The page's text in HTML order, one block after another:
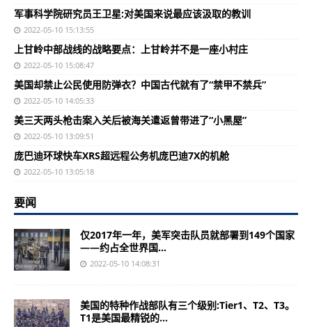
军事科学院研究员王卫星:对美国来说最应该汲取的教训
2022-05-10 15:13:55
上甘岭中部战线的战略要点：上甘岭并不是一座小村庄
2022-05-10 15:08:47
美国却禁止公民使用防弹衣？中国古代就有了“禁甲不禁兵”
2022-05-10 14:05:33
美三天两头枪击案入关后被海关遣返曾带进了“小黑屋”
2022-05-10 13:09:51
庞巴迪环球快车XRS超远程公务机庞巴迪7X的机舱
2022-05-10 13:05:18
要闻
仅2017年一年，美军突击队员就部署到149个国家
——约占全世界国...
2022-05-10 14:08:31
美国的特种作战部队有三个级别:Tier1、T2、T3。
T1是美国最精锐的...